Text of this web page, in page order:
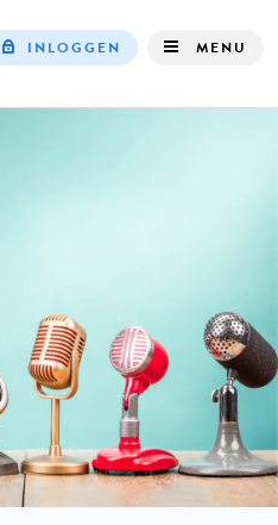
INLOGGEN MENU